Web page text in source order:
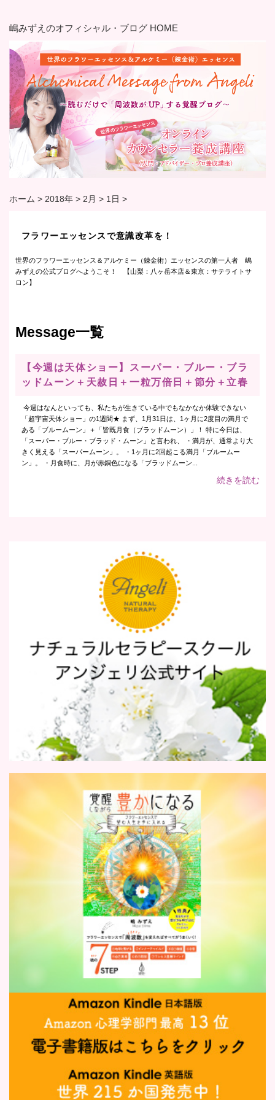
嶋みずえのオフィシャル・ブログ HOME
ホーム > 2018年 > 2月 > 1日 >
フラワーエッセンスで意識改革を！
世界のフラワーエッセンス＆アルケミー（錬金術）エッセンスの第一人者 嶋
みずえの公式ブログへようこそ！ 【山梨：八ヶ岳本店＆東京：サテライトサ
ロン】
Message一覧
【今週は天体ショー】スーパー・ブルー・ブラ
ッドムーン＋天赦日＋一粒万倍日＋節分＋立春
今週はなんといっても、私たちが生きている中でもなかなか体験できない
「超宇宙天体ショー」の1週間★ まず、1月31日は、1ヶ月に2度目の満月で
ある「ブルームーン」＋「皆既月食（ブラッドムーン）」！ 特に今日は、
「スーパー・ブルー・ブラッド・ムーン」と言われ、 ・満月が、通常より大
きく見える「スーパームーン」。 ・1ヶ月に2回起こる満月「ブルームー
ン」。 ・月食時に、月が赤銅色になる「ブラッドムーン...
続きを読む